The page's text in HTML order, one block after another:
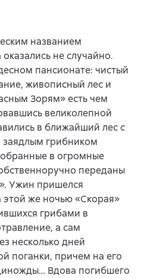
названием
не случайно.
пансионате: чистый
живописный лес и
Зорям» есть чем
великолепной
в ближайший лес с
заядлым грибником
в огромные
переданы
Ужин пришелся
же ночью «Скорая»
грибами в
а сам
несколько дней
поганки, причем на его
Вдова погибшего